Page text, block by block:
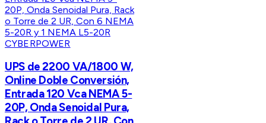
CYBERPOWER
UPS de 2200 VA/1800 W,
Online Doble Conversión,
Entrada 120 Vca NEMA 5-
20P, Onda Senoidal Pura,